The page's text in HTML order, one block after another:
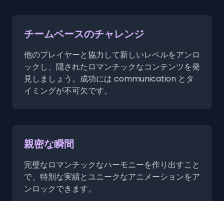
チームベースのチャレンジ
他のプレイヤーと協力して新しいレベルをアンロ
ックし、隠されたロマンチックなコンテンツを発
見しましょう。成功には communication とタ
イミングが不可欠です。
親密な瞬間
完璧なロマンチックなハーモニーを作り出すこと
で、特別な実績とユニークなアニメーションをア
ンロックできます。